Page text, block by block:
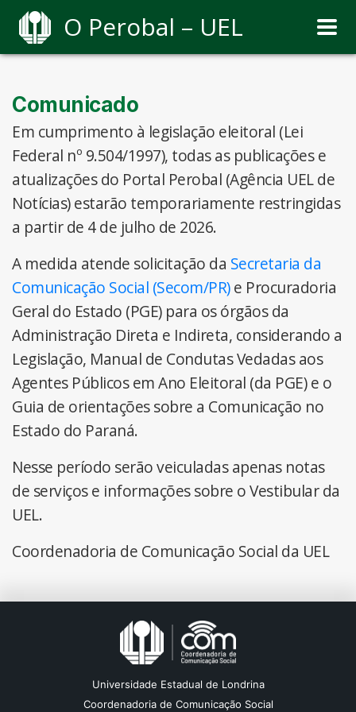
O Perobal – UEL
Comunicado
Em cumprimento à legislação eleitoral (Lei
Federal nº 9.504/1997), todas as publicações e
atualizações do Portal Perobal (Agência UEL de
Notícias) estarão temporariamente restringidas
a partir de 4 de julho de 2026.
A medida atende solicitação da Secretaria da
Comunicação Social (Secom/PR)e Procuradoria
Geral do Estado (PGE) para os órgãos da
Administração Direta e Indireta, considerando a
Legislação, Manual de Condutas Vedadas aos
Agentes Públicos em Ano Eleitoral (da PGE) e o
Guia de orientações sobre a Comunicação no
Estado do Paraná.
Nesse período serão veiculadas apenas notas
de serviços e informações sobre o Vestibular da
UEL.
Coordenadoria de Comunicação Social da UEL
Universidade Estadual de Londrina
Coordenadoria de Comunicação Social